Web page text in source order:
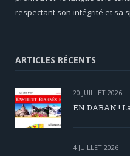
respectant son intégrité et sa
ARTICLES RÉCENTS
20 JUILLET 2026
EN DABAN !
4 JUILLET 2026